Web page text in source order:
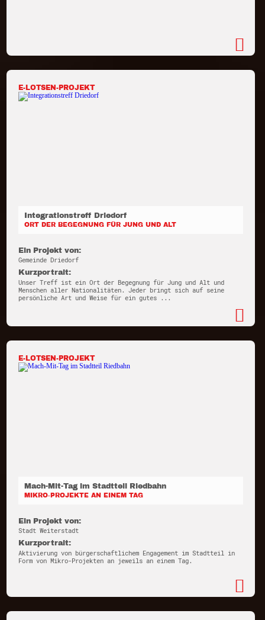
E-LOTSEN-PROJEKT
Integrationstreff Driedorf
ORT DER BEGEGNUNG FÜR JUNG UND ALT
Ein Projekt von:
Gemeinde Driedorf
Kurzportrait:
Unser Treff ist ein Ort der Begegnung für Jung und Alt und
Menschen aller Nationalitäten. Jeder bringt sich auf seine
persönliche Art und Weise für ein gutes ...
E-LOTSEN-PROJEKT
Mach-Mit-Tag im Stadtteil Riedbahn
MIKRO-PROJEKTE AN EINEM TAG
Ein Projekt von:
Stadt Weiterstadt
Kurzportrait:
Aktivierung von bürgerschaftlichem Engagement im Stadtteil in
Form von Mikro-Projekten an jeweils an einem Tag.